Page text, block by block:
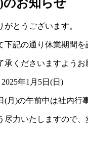
のお知らせ
とうございます。
記の通り休業期間を
くださいますようお
年1月5日(日)
(月)の午前中は社内行
力いたしますので